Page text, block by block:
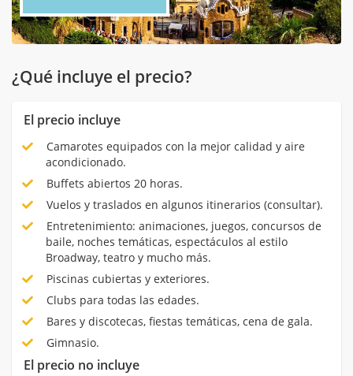
¿Qué incluye el precio?
El precio incluye
Camarotes equipados con la mejor calidad y aire
acondicionado.
Buffets abiertos 20 horas.
Vuelos y traslados en algunos itinerarios (consultar).
Entretenimiento: animaciones, juegos, concursos de
baile, noches temáticas, espectáculos al estilo
Broadway, teatro y mucho más.
Piscinas cubiertas y exteriores.
Clubs para todas las edades.
Bares y discotecas, fiestas temáticas, cena de gala.
Gimnasio.
El precio no incluye